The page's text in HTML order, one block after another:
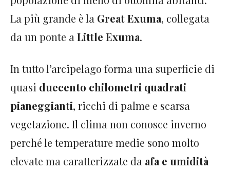
La più grande è la Great Exuma, collegata
da un ponte a Little Exuma.
In tutto l’arcipelago forma una superficie di
quasi duecento chilometri quadrati
pianeggianti, ricchi di palme e scarsa
vegetazione. Il clima non conosce inverno
perché le temperature medie sono molto
elevate ma caratterizzate da afa e umidità